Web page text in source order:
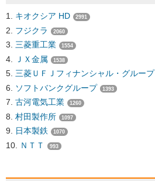
キオクシア HD 2991
フジクラ 2060
三菱重工業 1554
ＪＸ金属 1538
三菱ＵＦＪフィナンシャル・グループ
ソフトバンクグループ 1393
古河電気工業 1260
村田製作所 1097
日本製鉄 1070
ＮＴＴ 993